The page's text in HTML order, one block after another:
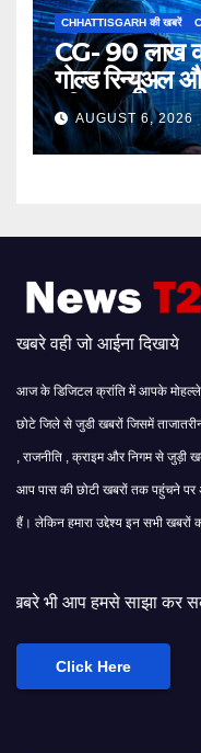
CHHATTISGARH की खबरें
CG- 90 लाख
गोल्ड रिन्यूअल
महिला समेत 3
AUGUST 6, 2026
खबरे वही जो आईना दिखाये
आज के डिजिटल क्रांति में आपके
छोटे जिले से जुडी खबरों जिसमें
, राजनीति , क्राइम और निगम से
आप पास की छोटी खबरों तक पहुंचने पर
हैं। लेकिन हमारा उद्देश्य इन सभी
कर सकते हैं।
Click Here